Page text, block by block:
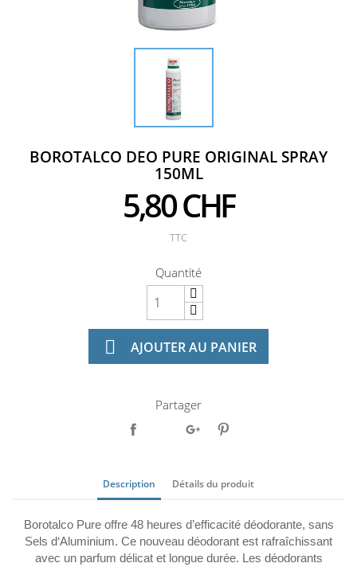
BOROTALCO DEO PURE ORIGINAL SPRAY
150ML
5,80 CHF
TTC
Quantité
 AJOUTER AU PANIER
Partager
Description Détails du produit
Borotalco Pure offre 48 heures d’efficacité déodorante, sans
Sels d‘Aluminium. Ce nouveau déodorant est rafraîchissant
avec un parfum délicat et longue durée. Les déodorants